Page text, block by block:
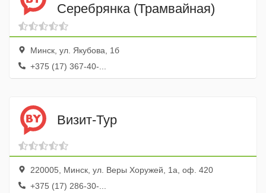
Серебрянка (Трамвайная)
Минск, ул. Якубова, 1б
+375 (17) 367-40-...
Визит-Тур
220005, Минск, ул. Веры Хоружей, 1а, оф. 420
+375 (17) 286-30-...